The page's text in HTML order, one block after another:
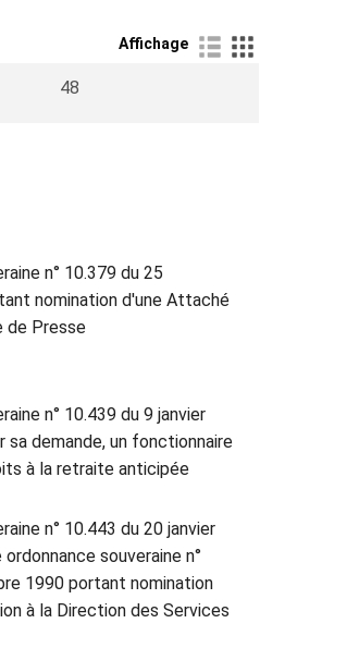
Affichage
48
n° 10.379 du 25
nomination d'une Attaché
de Presse
n° 10.439 du 9 janvier
sa demande, un fonctionnaire
à la retraite anticipée
n° 10.443 du 20 janvier
souveraine n°
1990 portant nomination
à la Direction des Services